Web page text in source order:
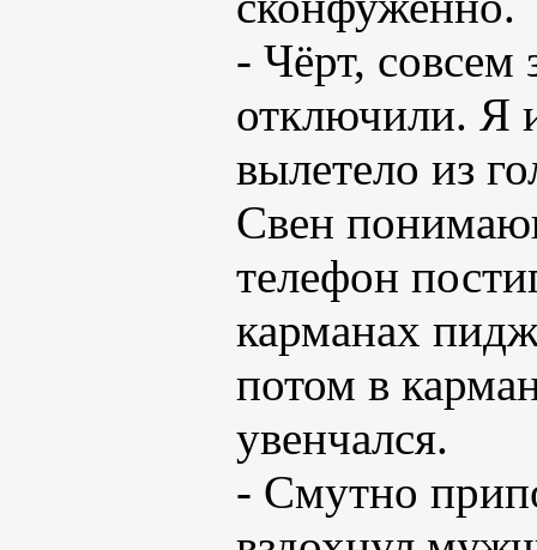
- Чёрт,
отключили. Я
вылетело из
Свен
телефон
карманах
потом в
увенчался.
- Смутно